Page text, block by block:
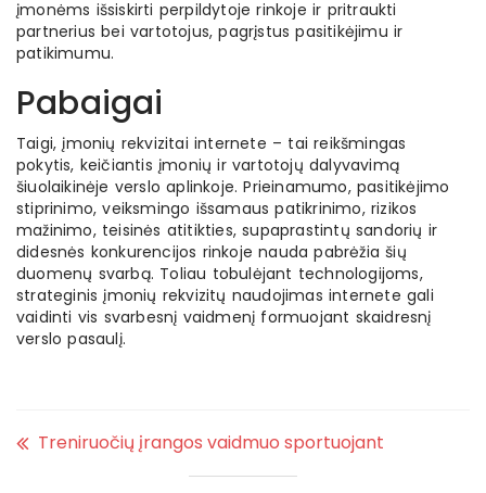
įmonėms išsiskirti perpildytoje rinkoje ir pritraukti
partnerius bei vartotojus, pagrįstus pasitikėjimu ir
patikimumu.
Pabaigai
Taigi, įmonių rekvizitai internete – tai reikšmingas
pokytis, keičiantis įmonių ir vartotojų dalyvavimą
šiuolaikinėje verslo aplinkoje. Prieinamumo, pasitikėjimo
stiprinimo, veiksmingo išsamaus patikrinimo, rizikos
mažinimo, teisinės atitikties, supaprastintų sandorių ir
didesnės konkurencijos rinkoje nauda pabrėžia šių
duomenų svarbą. Toliau tobulėjant technologijoms,
strateginis įmonių rekvizitų naudojimas internete gali
vaidinti vis svarbesnį vaidmenį formuojant skaidresnį
verslo pasaulį.
Treniruočių įrangos vaidmuo sportuojant